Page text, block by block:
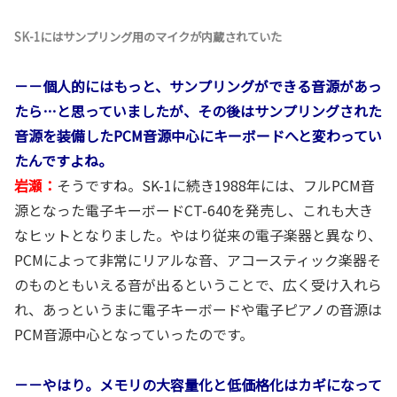
SK-1にはサンプリング用のマイクが内蔵されていた
－－個人的にはもっと、サンプリングができる音源があっ
たら…と思っていましたが、その後はサンプリングされた
音源を装備したPCM音源中心にキーボードへと変わってい
たんですよね。
岩瀬： そうですね。SK-1に続き1988年には、フルPCM音
源となった電子キーボードCT-640を発売し、これも大き
なヒットとなりました。やはり従来の電子楽器と異なり、
PCMによって非常にリアルな音、アコースティック楽器そ
のものともいえる音が出るということで、広く受け入れら
れ、あっというまに電子キーボードや電子ピアノの音源は
PCM音源中心となっていったのです。
－－やはり。メモリの大容量化と低価格化はカギになって